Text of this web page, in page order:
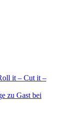
it – Cut it –
zu Gast bei